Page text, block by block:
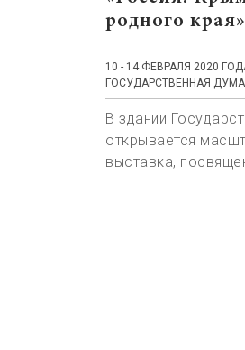
родного края»
10 - 14 ФЕВРАЛЯ 2020
ГОСУДАРСТВЕННАЯ
В здании
открывается
выставка,